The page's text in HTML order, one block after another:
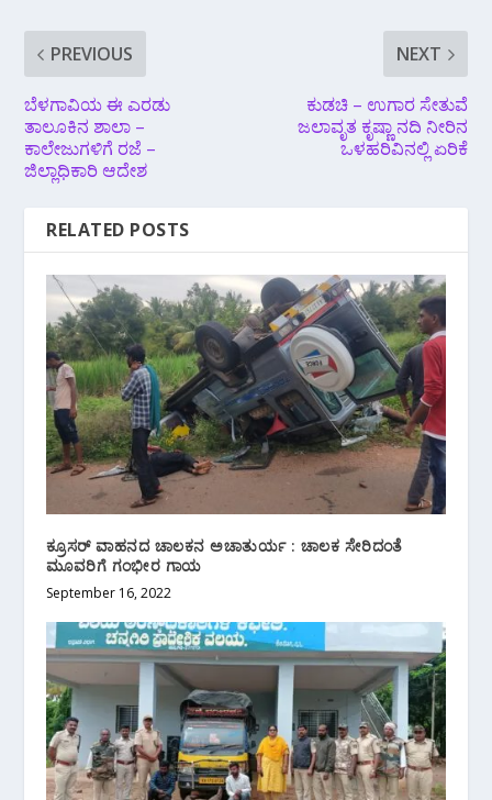
PREVIOUS
ಬೆಳಗಾವಿಯ ಈ ಎರಡು
ತಾಲೂಕಿನ ಶಾಲಾ –
ಕಾಲೇಜುಗಳಿಗೆ ರಜೆ –
ಜಿಲ್ಲಾಧಿಕಾರಿ ಆದೇಶ
NEXT
ಕುಡಚಿ – ಉಗಾರ ಸೇತುವೆ
ಜಲಾವೃತ ಕೃಷ್ಣಾ ನದಿ ನೀರಿನ
ಒಳಹರಿವಿನಲ್ಲಿ ಏರಿಕೆ
RELATED POSTS
ಕ್ರೂಸರ್ ವಾಹನದ ಚಾಲಕನ ಅಚಾತುರ್ಯ : ಚಾಲಕ ಸೇರಿದಂತೆ
ಮೂವರಿಗೆ ಗಂಭೀರ ಗಾಯ
September 16, 2022